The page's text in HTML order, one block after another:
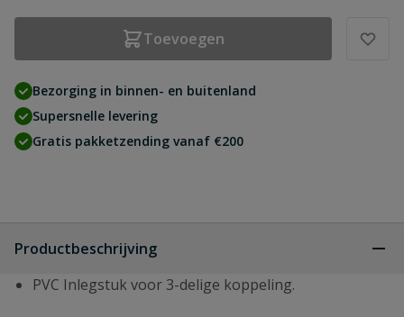
Toevoegen
Bezorging in binnen- en buitenland
Supersnelle levering
Gratis pakketzending vanaf €200
Productbeschrijving
PVC Inlegstuk voor 3-delige koppeling.